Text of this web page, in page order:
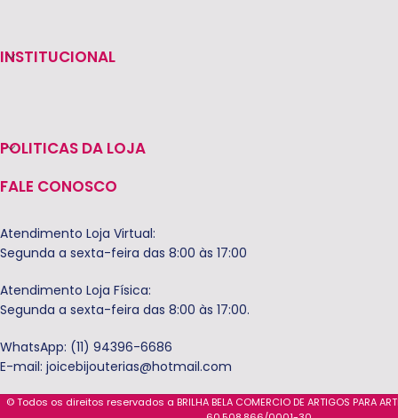
INSTITUCIONAL
POLITICAS DA LOJA
FALE CONOSCO
Atendimento Loja Virtual:
Segunda a sexta-feira das 8:00 às 17:00
Atendimento Loja Física:
Segunda a sexta-feira das 8:00 às 17:00.
WhatsApp: (11) 94396-6686
E-mail: joicebijouterias@hotmail.com
© Todos os direitos reservados a BRILHA BELA COMERCIO DE ARTIGOS PARA